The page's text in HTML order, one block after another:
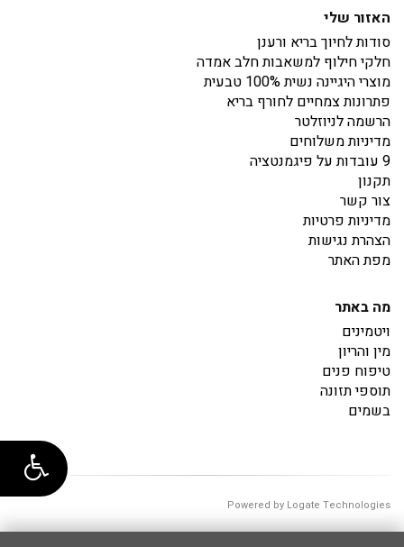
האזור שלי
סודות לחיוך בריא ורענן
חלקי חילוף למשאבות חלב אמדה
מוצרי היגיינה נשית 100% טבעית
פתרונות צמחיים לחורף בריא
הרשמה לניוזלטר
מדיניות משלוחים
9 עובדות על פיגמנטציה
תקנון
צור קשר
מדיניות פרטיות
הצהרת נגישות
מפת האתר
מה באתר
ויטמינים
מין והריון
טיפוח פנים
תוספי תזונה
בשמים
Powered by Logate Technologies